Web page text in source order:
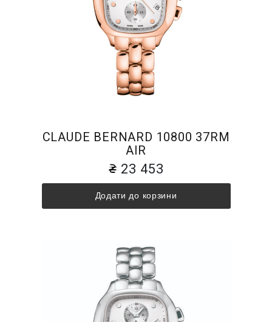
CLAUDE BERNARD 10800 37RM
AIR
23 453
Додати до корзини